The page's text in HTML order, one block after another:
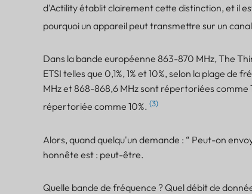
d'Actility établit clairement cette distinction, et il
pourquoi un appareil peut transmettre sur un
Dans la bande européenne 863-870 MHz, The
ETSI telles que 0,1%, 1% et 10%, selon la plage
MHz et 868-868,6 MHz sont répertoriées comme
répertoriée comme 10%. (3)
Alors, quand quelqu'un demande : “ Peut-on
honnête est : peut-être.
Quelle bande de fréquence ? Quel débit de